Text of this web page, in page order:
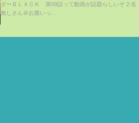
ダーＢＬＡＣＫ 第09話って動画が話題らしいぞ 2:名
無しさん＠お腹いっ...